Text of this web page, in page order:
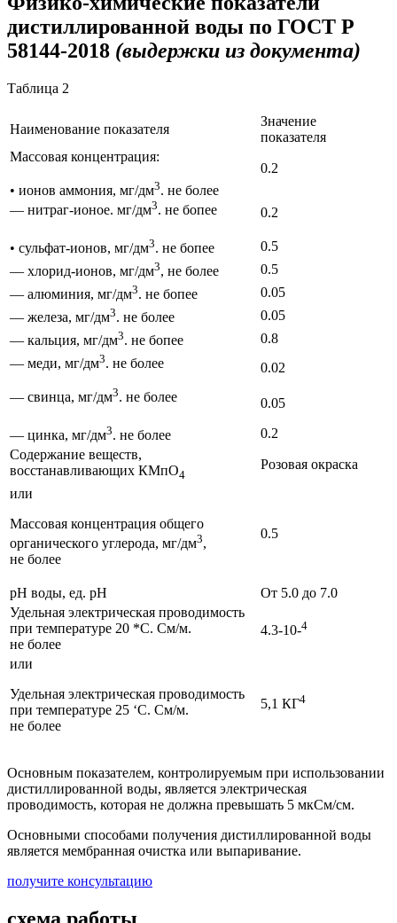
дистиллированной воды по ГОСТ Р
58144-2018 (выдержки из документа)
Таблица 2
Наименование показателя
Значение
показателя
Массовая концентрация:
• ионов аммония, мг/дм3. не более
— нитраг-ионое. мг/дм3. не бопее
0.2
0.2
• сульфат-ионов, мг/дм3. не бопее
0.5
— хлорид-ионов, мг/дм3, не более
0.5
— алюминия, мг/дм3. не бопее
0.05
— железа, мг/дм3. не более
0.05
— кальция, мг/дм3. не бопее
0.8
— меди, мг/дм3. не более
— свинца, мг/дм3. не более
0.02
0.05
— цинка, мг/дм3. не более
0.2
Содержание веществ,
восстанавливающих КМпО4
Розовая окраска
или
Массовая концентрация общего
органического углерода, мг/дм3,
не более
0.5
pH воды, ед. pH
От 5.0 до 7.0
Удельная электрическая проводимость
при температуре 20 *С. См/м.
не более
4.3-10-4
или
Удельная электрическая проводимость
при температуре 25 ‘С. См/м.
не более
5,1 КГ4
Основным показателем, контролируемым при использовании
дистиллированной воды, является электрическая
проводимость, которая не должна превышать 5 мкСм/см.
Основными способами получения дистиллированной воды
является мембранная очистка или выпаривание.
получите консультацию
схема работы